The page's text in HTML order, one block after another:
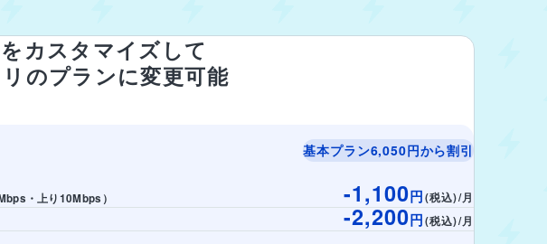
カスタマイズして
のプランに変更可能
基本プラン6,050円から割引
・上り10Mbps） -1,100円(税込)/月
-2,200円(税込)/月